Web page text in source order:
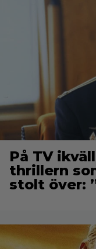
På TV
thrillern
stolt över: